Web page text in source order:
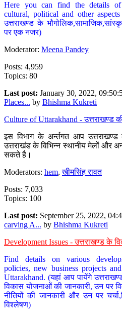
Here you can find the details of
cultural, political and other
उत्तराखण्ड के
पर एक नजर)
Moderator: Meena Pandey
Posts: 4,959
Topics: 80
Last post: January 30, 2022,
Places... by Bhishma Kukreti
Culture of Uttarakhand - उत्तराखण्ड
इस विभाग के अर्न्तगत आप उत्तराखण्ड
उत्तराखंड के विभिन्न स्थानीय मेलों और
सकते है।
Moderators: hem,खीमसिंह रावत
Posts: 7,033
Topics: 100
Last post: September 25, 2022,
carving A... by Bhishma Kukreti
Development Issues - उत्तराखण्ड के
Find details on various
policies, new business projects
Uttarakhand. (यहां आप पायेंगे
विकास योजनाओं की जानकारी, उन पर
नीतियों की जानकारी और उन पर
विश्लेषण)